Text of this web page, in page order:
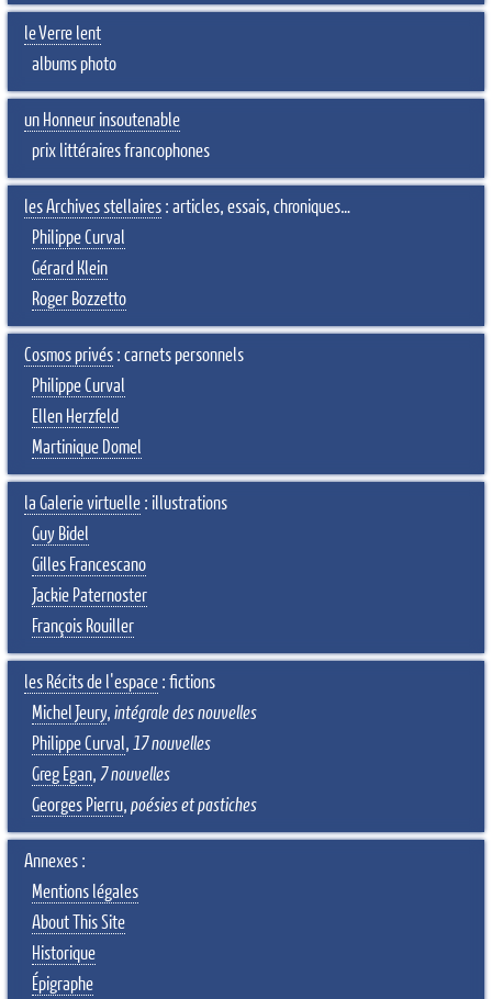
le Verre lent
albums photo
un Honneur insoutenable
prix littéraires francophones
les Archives stellaires : articles, essais, chroniques…
Philippe Curval
Gérard Klein
Roger Bozzetto
Cosmos privés : carnets personnels
Philippe Curval
Ellen Herzfeld
Martinique Domel
la Galerie virtuelle : illustrations
Guy Bidel
Gilles Francescano
Jackie Paternoster
François Rouiller
les Récits de l'espace : fictions
Michel Jeury, intégrale des nouvelles
Philippe Curval, 17 nouvelles
Greg Egan, 7 nouvelles
Georges Pierru, poésies et pastiches
Annexes :
Mentions légales
About This Site
Historique
Épigraphe